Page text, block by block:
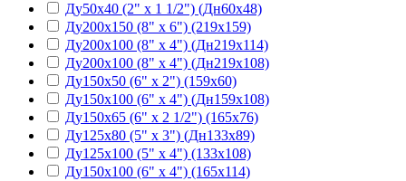
Ду50х40 (2" х 1 1/2") (Дн60х48)
Ду200х150 (8" х 6") (219х159)
Ду200х100 (8" х 4") (Дн219х114)
Ду200х100 (8" х 4") (Дн219х108)
Ду150х50 (6" х 2") (159х60)
Ду150х100 (6" х 4") (Дн159х108)
Ду150х65 (6" х 2 1/2") (165х76)
Ду125х80 (5" х 3") (Дн133х89)
Ду125х100 (5" х 4") (133х108)
Ду150х100 (6" х 4") (165х114)